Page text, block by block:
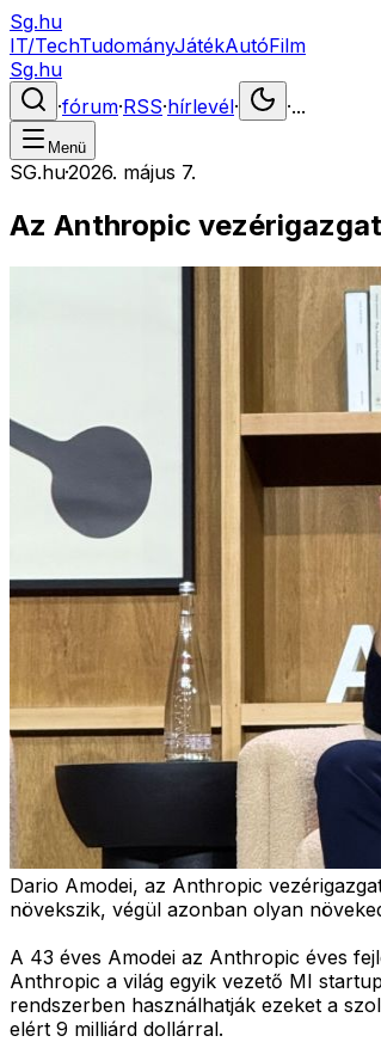
Sg.hu
IT/TechTudományJátékAutóFilm
Sg.hu
·fórum·RSS·hírlevél· ·...
Menü
SG.hu·2026. május 7.
Az Anthropic
Dario Amodei, az Anthropic
növekszik, végül azonban olyan
A 43 éves Amodei az Anthropic éves
Anthropic a világ egyik vezető MI
rendszerben használhatják ezeket a
elért 9 milliárd dollárral.